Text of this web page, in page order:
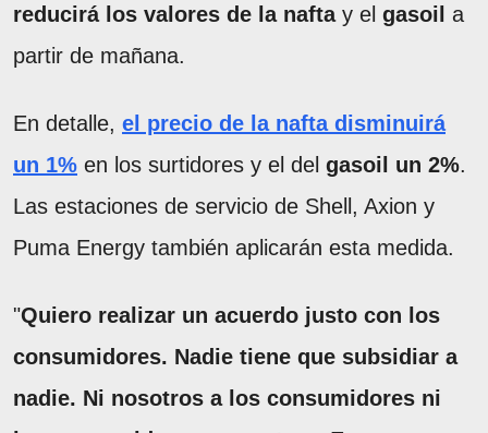
reducirá los valores de la naftay el gasoil a
partir de mañana.
En detalle, el precio de la nafta disminuirá
un 1% en los surtidores y el del gasoil un 2%.
Las estaciones de servicio de Shell, Axion y
Puma Energy también aplicarán esta medida.
"Quiero realizar un acuerdo justo con los
consumidores. Nadie tiene que subsidiar a
nadie. Ni nosotros a los consumidores ni